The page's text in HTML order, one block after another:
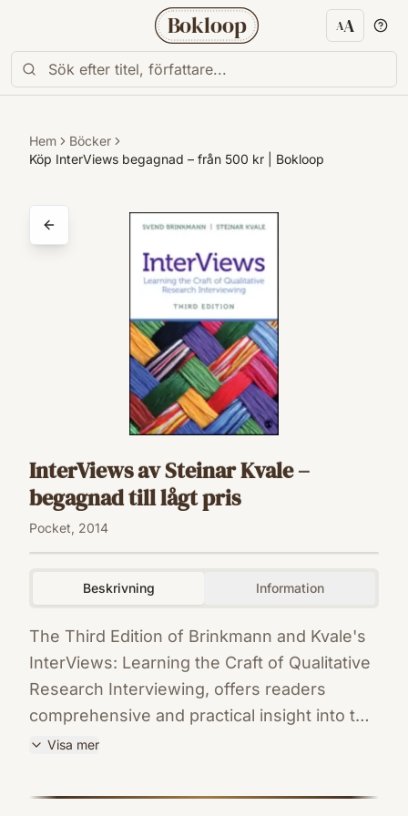
Bokloop AA
Hem
Böcker
Köp InterViews begagnad – från 500 kr | Bokloop
InterViews av Steinar Kvale –
begagnad till lågt pris
Pocket, 2014
Beskrivning Information
The Third Edition of Brinkmann and Kvale's
InterViews: Learning the Craft of Qualitative
Research Interviewing, offers readers
comprehensive and practical insight into the
many factors that contribute to successful
journey through the landscape of interview
Visa mer
9781452275727